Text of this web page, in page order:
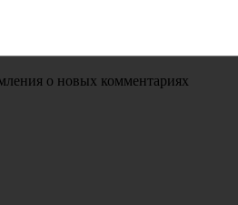
о новых комментариях